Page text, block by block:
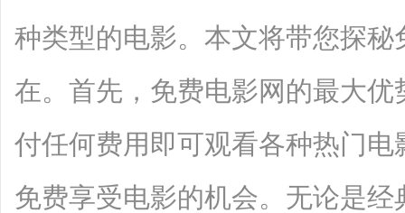
种类型的电影。本文将带您探
在。首先，免费电影网的最大
付任何费用即可观看各种热门
免费享受电影的机会。无论是